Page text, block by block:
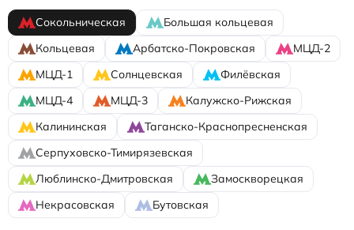
Сокольническая
Большая кольцевая
Кольцевая
Арбатско-Покровская
МЦД-2
МЦД-1
Солнцевская
Филёвская
МЦД-4
МЦД-3
Калужско-Рижская
Калининская
Таганско-Краснопресненская
Серпуховско-Тимирязевская
Люблинско-Дмитровская
Замоскворецкая
Некрасовская
Бутовская